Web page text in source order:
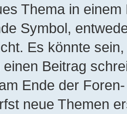
Thema in
Symbol,
Es könnte
Beitrag
Ende der
neue Themen